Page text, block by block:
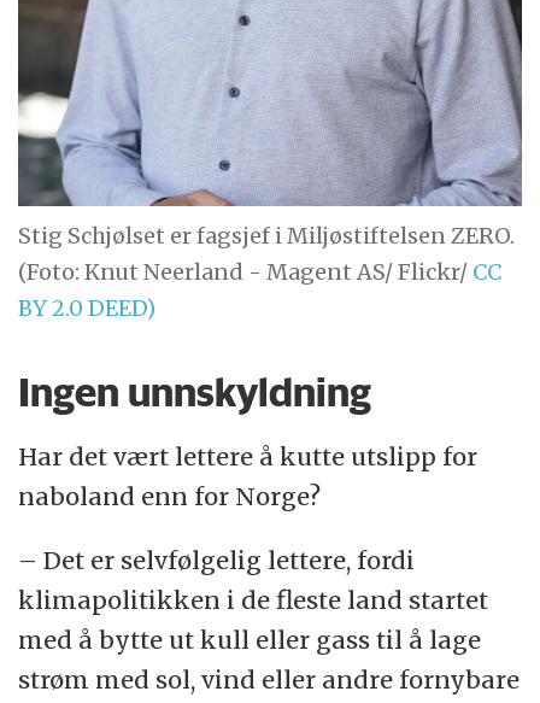
Stig Schjølset er fagsjef i Miljøstiftelsen ZERO.
(Foto: Knut Neerland - Magent AS/ Flickr/ CC
BY 2.0 DEED)
Ingen unnskyldning
Har det vært lettere å kutte utslipp for
naboland enn for Norge?
– Det er selvfølgelig lettere, fordi
klimapolitikken i de fleste land startet
med å bytte ut kull eller gass til å lage
strøm med sol, vind eller andre fornybare